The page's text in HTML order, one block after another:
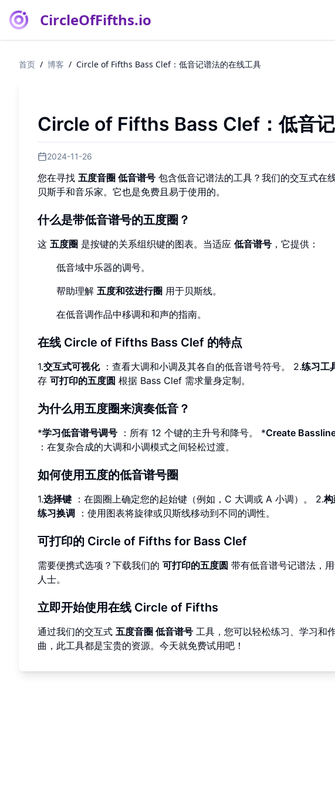
CircleOfFifths.io
首页 / 博客 / Circle of Fifths Bass Clef：低音记谱法的在线工具
Circle of Fifths Bass Clef：低音
2024-11-26
您在寻找 五度音圈 低音谱号 包含低音记谱法的工具？我们的交互式在
贝斯手和音乐家。它也是免费且易于使用的。
什么是带低音谱号的五度圈？
这 五度圈 是按键的关系组织键的图表。当适应 低音谱号 ，它提供：
低音域中乐器的调号。
帮助理解 五度和弦进行圈 用于贝斯线。
在低音调作品中移调和和声的指南。
在线 Circle of Fifths Bass Clef 的特点
1.交互式可视化：查看大调和小调及其各自的低音谱号符号。 2.练习工
存 可打印的五度圆 根据 Bass Clef 需求量身定制。
为什么用五度圈来演奏低音？
*学习低音谱号调号 ：所有 12 个键的主升号和降号。 *Create
：在复杂合成的大调和小调模式之间轻松过渡。
如何使用五度的低音谱号圈
1.选择键 ：在圆圈上确定您的起始键（例如，C 大调或 A 小调）。 2.
练习换调 ：使用图表将旋律或贝斯线移动到不同的调性。
可打印的 Circle of Fifths for Bass Clef
需要便携式选项？下载我们的 可打印的五度圆 带有低音谱号记谱法，
人士。
立即开始使用在线 Circle of Fifths
通过我们的交互式 五度音圈 低音谱号 工具，您可以轻松练习、学习和
曲，此工具都是宝贵的资源。今天就免费试用吧！